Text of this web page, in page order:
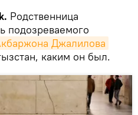
Родственница
подозреваемого
Джалилова
каким он был.